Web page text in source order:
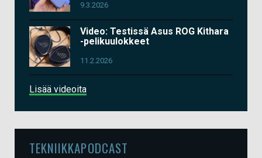
9.3.2026
Video: Testissä Asus ROG Kithara
-pelikuulokkeet
11.2.2026
Lisää videoita
TEKNIIKKAPODCAST